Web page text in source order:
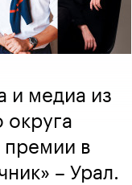
и медиа из
округа
в
– Урал.